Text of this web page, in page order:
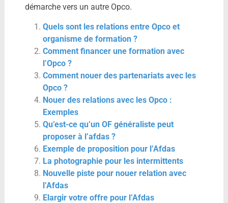
démarche vers un autre Opco.
Quels sont les relations entre Opco et
organisme de formation ?
Comment financer une formation avec
l’Opco ?
Comment nouer des partenariats avec les
Opco ?
Nouer des relations avec les Opco :
Exemples
Qu’est-ce qu’un OF généraliste peut
proposer à l’afdas ?
Exemple de proposition pour l’Afdas
La photographie pour les intermittents
Nouvelle piste pour nouer relation avec
l’Afdas
Elargir votre offre pour l’Afdas